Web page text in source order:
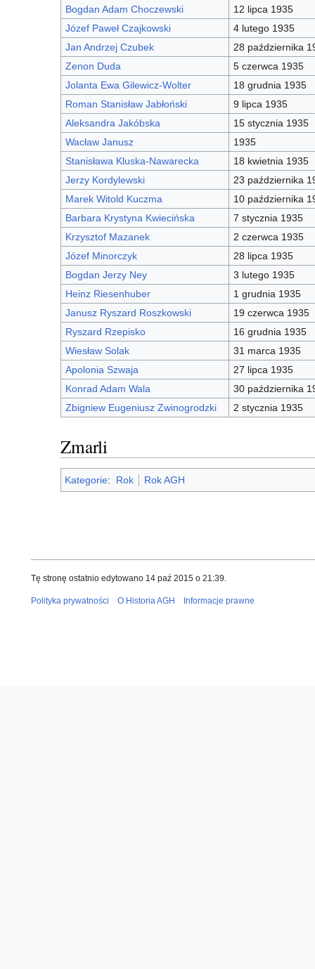
Bogdan Adam Choczewski
12 lipca 1935
Józef Paweł Czajkowski
4 lutego 1935
Jan Andrzej Czubek
28 października
Zenon Duda
5 czerwca 1935
Jolanta Ewa Gilewicz-Wolter
18 grudnia 1935
Roman Stanisław Jabłoński
9 lipca 1935
Aleksandra Jakóbska
15 stycznia 1935
Wacław Janusz
1935
Stanisława Kluska-Nawarecka
18 kwietnia 1935
Jerzy Kordylewski
23 października
Marek Witold Kuczma
10 października
Barbara Krystyna Kwiecińska
7 stycznia 1935
Krzysztof Mazanek
2 czerwca 1935
Józef Minorczyk
28 lipca 1935
Bogdan Jerzy Ney
3 lutego 1935
Heinz Riesenhuber
1 grudnia 1935
Janusz Ryszard Roszkowski
19 czerwca 1935
Ryszard Rzepisko
16 grudnia 1935
Wiesław Solak
31 marca 1935
Apolonia Szwaja
27 lipca 1935
Konrad Adam Wala
30 października
Zbigniew Eugeniusz Zwinogrodzki
2 stycznia 1935
Zmarli
Kategorie: Rok Rok AGH
Tę stronę ostatnio edytowano 14 paź 2015 o 21:39.
Polityka prywatności O Historia AGH Informacje prawne